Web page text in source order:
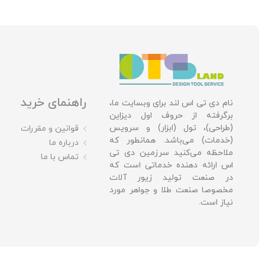
نام دی تی اس لند برای وبسایت ما،
برگرفته از حروف اول دیزاین
(طراحی)، تول (ابزار) و سرویس
(خدمات) می‌باشد. همانطور که
ملاحظه می‌کنید سرزمین دی تی
اس ارائه دهنده خدماتی است که
در صنعت تولید زیور آلات
مخصوصا صنعت طلا و جواهر مورد
نیاز است.
راهنمای خرید
قوانین و مقررات
درباره ما
تماس با ما